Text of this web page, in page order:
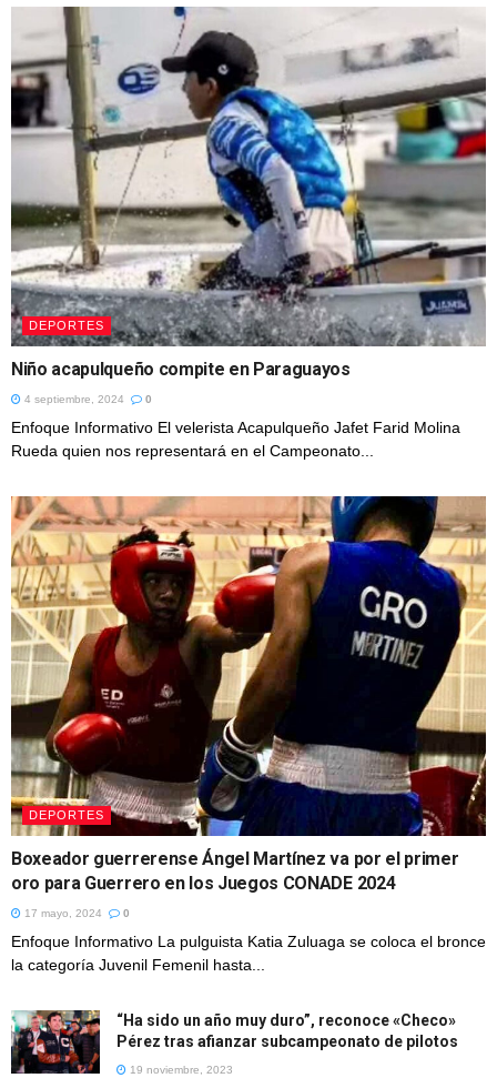
DEPORTES
Niño acapulqueño compite en Paraguayos
4 septiembre, 2024 0
Enfoque Informativo El velerista Acapulqueño Jafet Farid Molina
Rueda quien nos representará en el Campeonato...
DEPORTES
Boxeador guerrerense Ángel Martínez va por el primer
oro para Guerrero en los Juegos CONADE 2024
17 mayo, 2024 0
Enfoque Informativo La pulguista Katia Zuluaga se coloca el bronce
la categoría Juvenil Femenil hasta...
“Ha sido un año muy duro”, reconoce «Checo»
Pérez tras afianzar subcampeonato de pilotos
19 noviembre, 2023